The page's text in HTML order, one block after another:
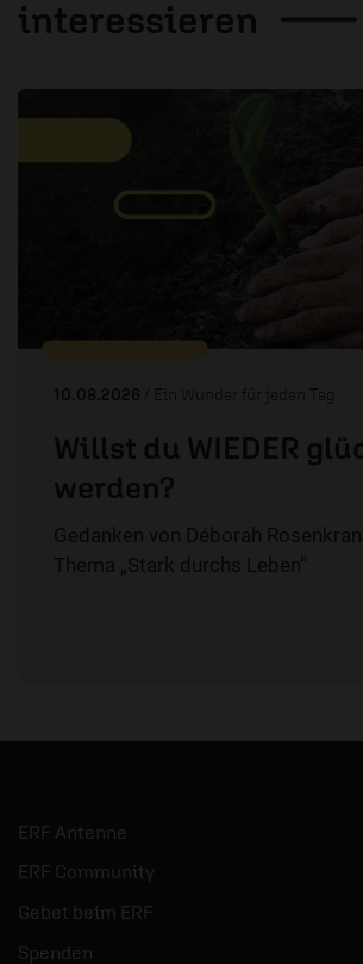
interessieren
10.08.2026 / Ein Wunder für jeden Tag
Willst du WIEDER
werden?
Gedanken von Déborah
Thema „Stark durchs Leben“
ERF Antenne
ERF Community
Gebet beim ERF
Spenden